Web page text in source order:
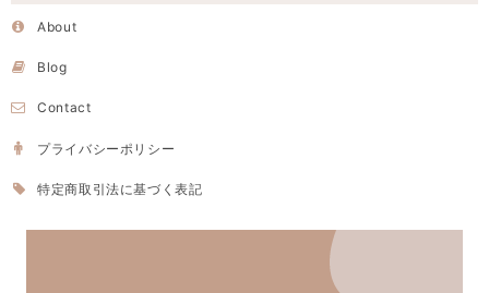
About
Blog
Contact
プライバシーポリシー
特定商取引法に基づく表記